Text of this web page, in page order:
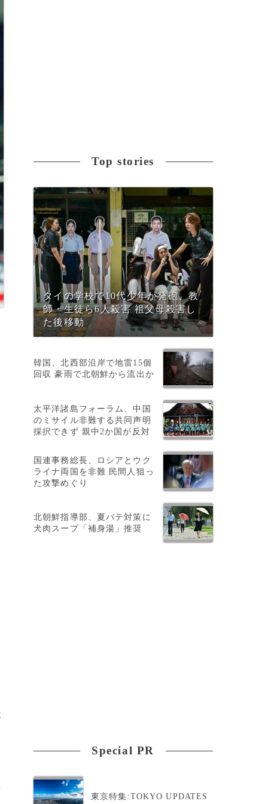
Top stories
タイの学校で10代少年が発砲、教
師・生徒ら6人殺害 祖父母殺害し
た後移動
韓国、北西部沿岸で地雷15個
回収 豪雨で北朝鮮から流出か
太平洋諸島フォーラム、中国
のミサイル非難する共同声明
採択できず 親中2か国が反対
国連事務総長、ロシアとウク
ライナ両国を非難 民間人狙っ
た攻撃めぐり
北朝鮮指導部、夏バテ対策に
犬肉スープ「補身湯」推奨
Special PR
東京特集:TOKYO UPDATES